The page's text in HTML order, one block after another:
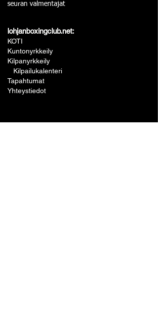
seuran valmentajat
lohjanboxingclub.net:
KOTI
Kuntonyrkkeily
Kilpanyrkkeily
Kilpailukalenteri
Tapahtumat
Yhteystiedot